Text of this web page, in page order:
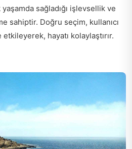
sağladığı işlevsellik ve
sahiptir. Doğru seçim, kullanıcı
hayatı kolaylaştırır.